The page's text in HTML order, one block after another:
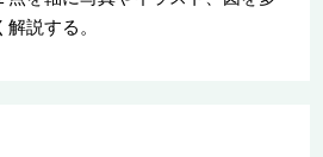
説する。